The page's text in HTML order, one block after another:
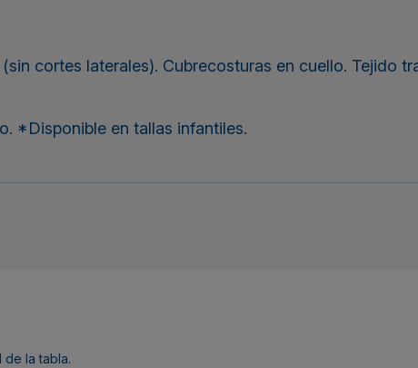
cortes laterales). Cubrecosturas en cuello. Tejido
*Disponible en tallas infantiles.
la tabla.